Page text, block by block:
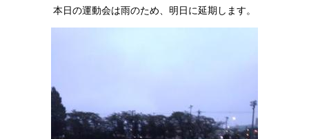
本日の運動会は雨のため、明日に延期します。